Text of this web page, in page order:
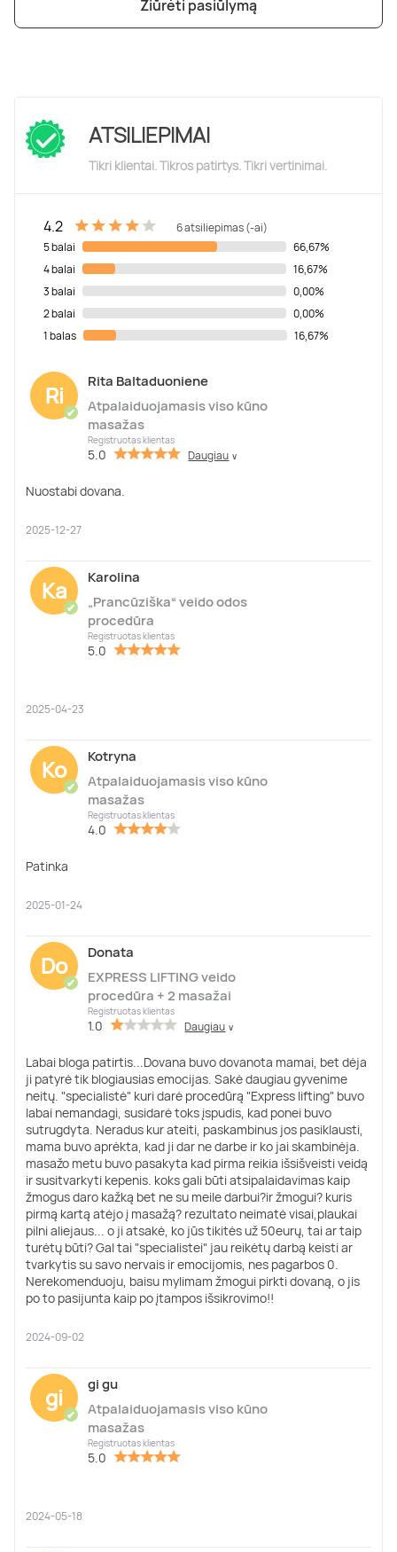
Žiūrėti pasiūlymą
ATSILIEPIMAI
Tikri klientai. Tikros patirtys. Tikri vertinimai.
4.2
6 atsiliepimas (-ai)
5 balai
66,67%
4 balai
16,67%
3 balai
0,00%
2 balai
0,00%
1 balas
16,67%
Ri
✔
Rita Baltaduoniene
Atpalaiduojamasis viso kūno
masažas
Registruotas klientas
5.0 Daugiau ∨
Nuostabi dovana.
2025-12-27
Ka
✔
Karolina
„Prancūziška“ veido odos
procedūra
Registruotas klientas
5.0
2025-04-23
Ko
✔
Kotryna
Atpalaiduojamasis viso kūno
masažas
Registruotas klientas
4.0
Patinka
2025-01-24
Do
✔
Donata
EXPRESS LIFTING veido
procedūra + 2 masažai
Registruotas klientas
1.0 Daugiau ∨
Labai bloga patirtis...Dovana buvo dovanota mamai, bet dėja
ji patyrė tik blogiausias emocijas. Sakė daugiau gyvenime
neitų. "specialistė" kuri darė procedūrą "Express lifting" buvo
labai nemandagi, susidarė toks įspudis, kad ponei buvo
sutrugdyta. Neradus kur ateiti, paskambinus jos pasiklausti,
mama buvo aprėkta, kad ji dar ne darbe ir ko jai skambinėja.
masažo metu buvo pasakyta kad pirma reikia išsišveisti veidą
ir susitvarkyti kepenis. koks gali būti atsipalaidavimas kaip
žmogus daro kažką bet ne su meile darbui?ir žmogui? kuris
pirmą kartą atėjo į masažą? rezultato neimatė visai,plaukai
pilni aliejaus... o ji atsakė, ko jūs tikitės už 50eurų, tai ar taip
turėtų būti? Gal tai "specialistei" jau reikėtų darbą keisti ar
tvarkytis su savo nervais ir emocijomis, nes pagarbos 0.
Nerekomenduoju, baisu mylimam žmogui pirkti dovaną, o jis
po to pasijunta kaip po įtampos išsikrovimo!!
2024-09-02
gi
✔
gi gu
Atpalaiduojamasis viso kūno
masažas
Registruotas klientas
5.0
2024-05-18